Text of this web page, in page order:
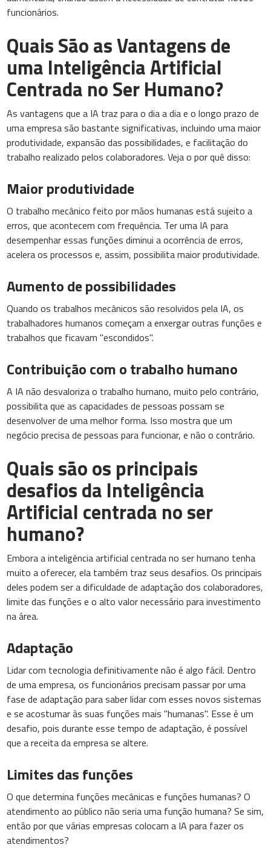
funcionários.
Quais São as Vantagens de
uma Inteligência Artificial
Centrada no Ser Humano?
As vantagens que a IA traz para o dia a dia e o longo prazo de
uma empresa são bastante significativas, incluindo uma maior
produtividade, expansão das possibilidades, e facilitação do
trabalho realizado pelos colaboradores. Veja o por quê disso:
Maior produtividade
O trabalho mecânico feito por mãos humanas está sujeito a
erros, que acontecem com frequência. Ter uma IA para
desempenhar essas funções diminui a ocorrência de erros,
acelera os processos e, assim, possibilita maior produtividade.
Aumento de possibilidades
Quando os trabalhos mecânicos são resolvidos pela IA, os
trabalhadores humanos começam a enxergar outras funções e
trabalhos que ficavam "escondidos".
Contribuição com o trabalho humano
A IA não desvaloriza o trabalho humano, muito pelo contrário,
possibilita que as capacidades de pessoas possam se
desenvolver de uma melhor forma. Isso mostra que um
negócio precisa de pessoas para funcionar, e não o contrário.
Quais são os principais
desafios da Inteligência
Artificial centrada no ser
humano?
Embora a inteligência artificial centrada no ser humano tenha
muito a oferecer, ela também traz seus desafios. Os principais
deles podem ser a dificuldade de adaptação dos colaboradores,
limite das funções e o alto valor necessário para investimento
na área.
Adaptação
Lidar com tecnologia definitivamente não é algo fácil. Dentro
de uma empresa, os funcionários precisam passar por uma
fase de adaptação para saber lidar com esses novos sistemas
e se acostumar às suas funções mais "humanas". Esse é um
desafio, pois durante esse tempo de adaptação, é possível
que a receita da empresa se altere.
Limites das funções
O que determina funções mecânicas e funções humanas? O
atendimento ao público não seria uma função humana? Se sim,
então por que várias empresas colocam a IA para fazer os
atendimentos?